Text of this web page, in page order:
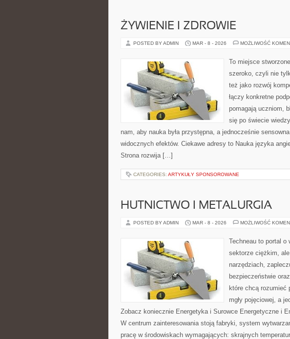
ŻYWIENIE I ZDROWIE
POSTED BY ADMIN MAR - 8 - 2026 MOŻLIWOŚĆ
To miejsce
szeroko, czyli nie
też jako rozwój
łączy konkretne
pomagają uczniom,
się po świecie
nam, aby nauka była przystępna, a jednocześnie
widocznych efektów. Ciekawe adresy to Nauka języka
Strona rozwija […]
CATEGORIES: ARTYKUŁY SPONSOROWANE
HUTNICTWO I METALURGIA
POSTED BY ADMIN MAR - 8 - 2026 MOŻLIWOŚĆ
Techneau to portal
sektorze ciężkim,
narzędziach,
bezpieczeństwie
które chcą rozumieć
mgły pojęciowej, a
Zobacz koniecznie Energetyka i Surowce Energetyczne i
W centrum zainteresowania stoją fabryki, system
pracę w środowiskach wymagających: skrajnych